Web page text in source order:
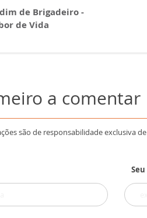
de Brigadeiro -
de Vida
a comentar
são de responsabilidade exclusiva